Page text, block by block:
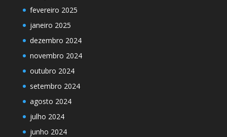
fevereiro 2025
janeiro 2025
dezembro 2024
novembro 2024
outubro 2024
setembro 2024
agosto 2024
julho 2024
junho 2024